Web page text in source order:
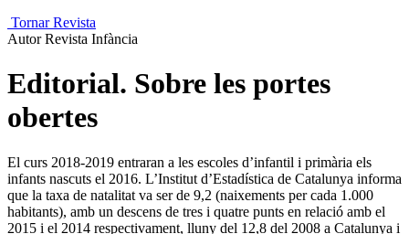
Tornar Revista
Autor Revista Infància
Editorial. Sobre les portes
obertes
El curs 2018-2019 entraran a les escoles d’infantil i primària els
infants nascuts el 2016. L’Institut d’Esta­dís­tica de Catalunya informa
que la taxa de natalitat va ser de 9,2 (naixements per cada 1.000
habitants), amb un descens de tres i quatre punts en relació amb el
2015 i el 2014 respectivament, lluny del 12,8 del 2008 a Catalunya i